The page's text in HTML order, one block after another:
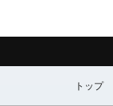
トップ